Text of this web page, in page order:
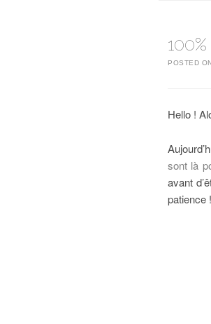
POSTED
Hello !
sont là
avant
patience !